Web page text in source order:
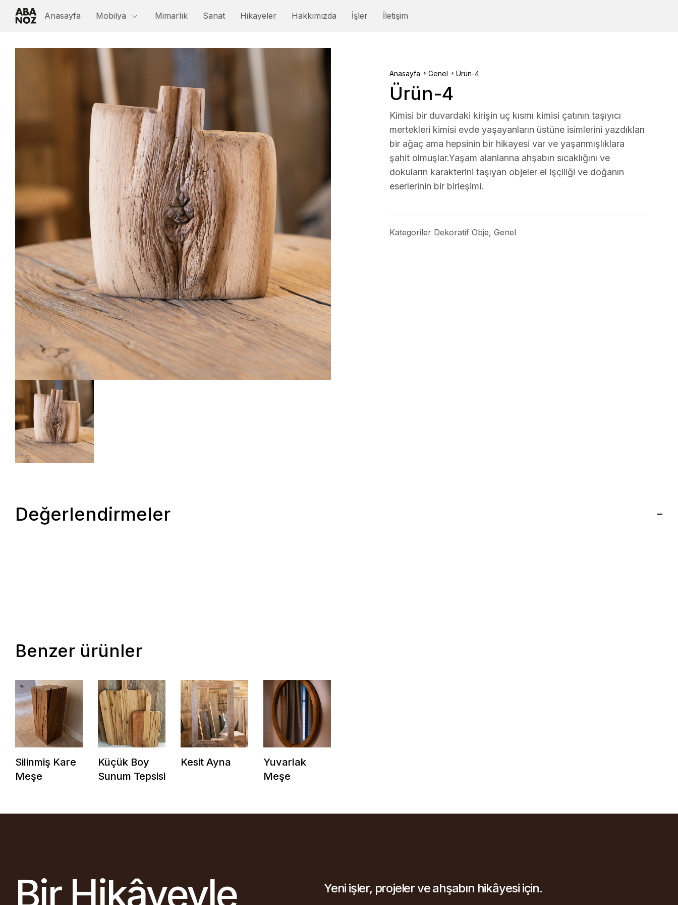
Anasayfa Mobilya Mimarlık Sanat Hikayeler Hakkımızda İşler İletişim
Anasayfa Genel Ürün-4
Ürün-4
Kimisi bir duvardaki kirişin uç kısmı kimisi çatının taşıyıcı
mertekleri kimisi evde yaşayanların üstüne isimlerini yazdıkları
bir ağaç ama hepsinin bir hikayesi var ve yaşanmışlıklara
şahit olmuşlar.Yaşam alanlarına ahşabın sıcaklığını ve
dokuların karakterini taşıyan objeler el işçiliği ve doğanın
eserlerinin bir birleşimi.
Kategoriler Dekoratif Obje, Genel
Değerlendirmeler
Benzer ürünler
Silinmiş Kare
Meşe
Küçük Boy
Sunum Tepsisi
Kesit Ayna
Yuvarlak
Meşe
Bir Hikâyeyle Yeni işler, projeler ve ahşabın hikâyesi için.